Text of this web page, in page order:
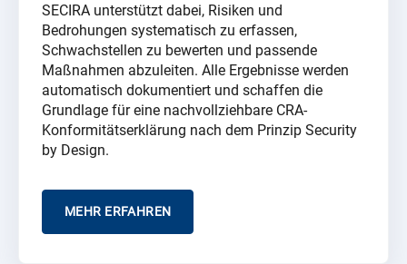
SECIRA unterstützt dabei, Risiken und
Bedrohungen systematisch zu erfassen,
Schwachstellen zu bewerten und passende
Maßnahmen abzuleiten. Alle Ergebnisse werden
automatisch dokumentiert und schaffen die
Grundlage für eine nachvollziehbare CRA-
Konformitätserklärung nach dem Prinzip Security
by Design.
MEHR ERFAHREN